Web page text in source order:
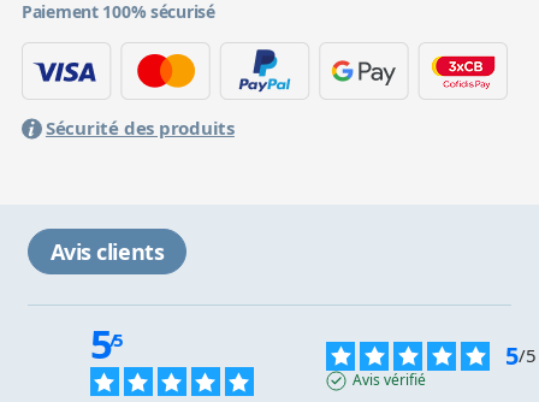
Paiement 100% sécurisé
Sécurité des produits
Avis clients
5/5 5/5
Avis vérifié